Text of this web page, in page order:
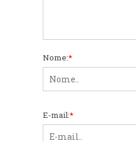
Nome:*
E-mail:*